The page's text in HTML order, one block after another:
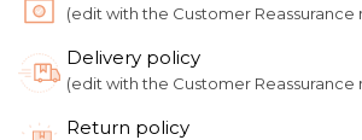
(edit with the Customer Reassurance
Delivery policy
(edit with the Customer Reassurance
Return policy